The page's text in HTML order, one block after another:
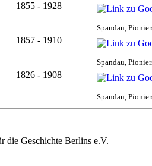
1855 - 1928
Spandau,
1857 - 1910
Spandau,
1826 - 1908
Spandau,
die Geschichte Berlins e.V.